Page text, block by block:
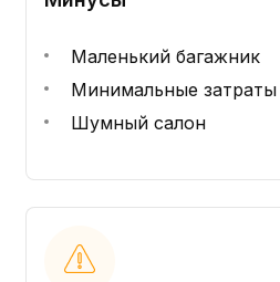
Маленький багажник
Минимальные
Шумный салон